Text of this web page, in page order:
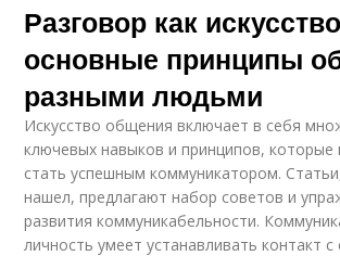
Разговор как
основные принципы
разными людьми
Искусство общения включает в себя
ключевых навыков и принципов, которые
стать успешным коммуникатором.
нашел, предлагают набор советов и
развития коммуникабельности.
личность умеет устанавливать контакт